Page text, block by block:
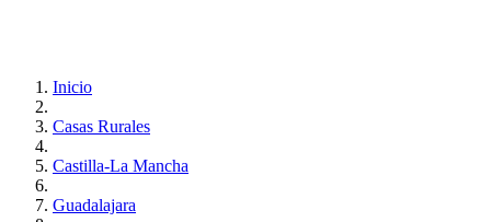
Inicio
Casas Rurales
Castilla-La Mancha
Guadalajara